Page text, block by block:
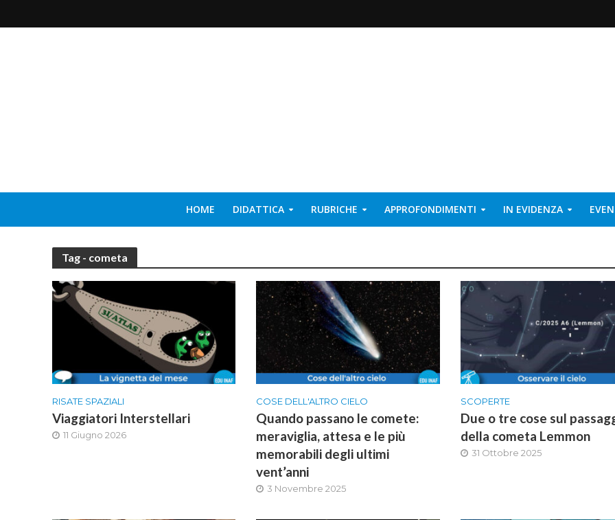
HOME DIDATTICA RUBRICHE APPROFONDIMENTI IN EVIDENZA
Tag - cometa
RISATE SPAZIALI
Viaggiatori Interstellari
11 Giugno 2026
COSE DELL'ALTRO CIELO
Quando passano le comete:
meraviglia, attesa e le più
memorabili degli ultimi
vent’anni
3 Novembre 2025
SCOPERTE
Due o tre cose sul
della cometa Lemmon
31 Ottobre 2025